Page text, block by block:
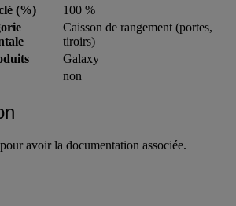
(%)
100 %
Caisson de rangement (portes,
tiroirs)
Galaxy
non
avoir la documentation associée.